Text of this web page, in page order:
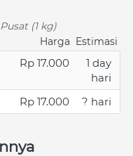
(1 kg)
Harga Estimasi
Rp 17.000
1 day
hari
Rp 17.000 ? hari